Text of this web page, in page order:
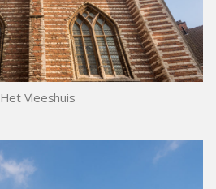
Het Vleeshuis